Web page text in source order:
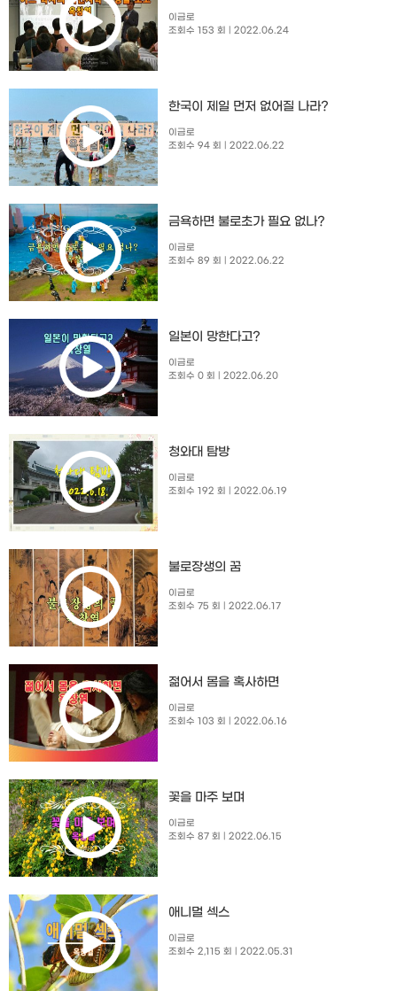
이금로
조회수 153 회
| 2022.06.24
한국이 제일 먼저 없어질 나라?
이금로
조회수 94 회
| 2022.06.22
금욕하면 불로초가 필요 없나?
이금로
조회수 89 회
| 2022.06.22
일본이 망한다고?
이금로
조회수 0 회
| 2022.06.20
청와대 탐방
이금로
조회수 192 회
| 2022.06.19
불로장생의 꿈
이금로
조회수 75 회
| 2022.06.17
젊어서 몸을 혹사하면
이금로
조회수 103 회
| 2022.06.16
꽃을 마주 보며
이금로
조회수 87 회
| 2022.06.15
애니멀 섹스
이금로
조회수 2,115 회
| 2022.05.31